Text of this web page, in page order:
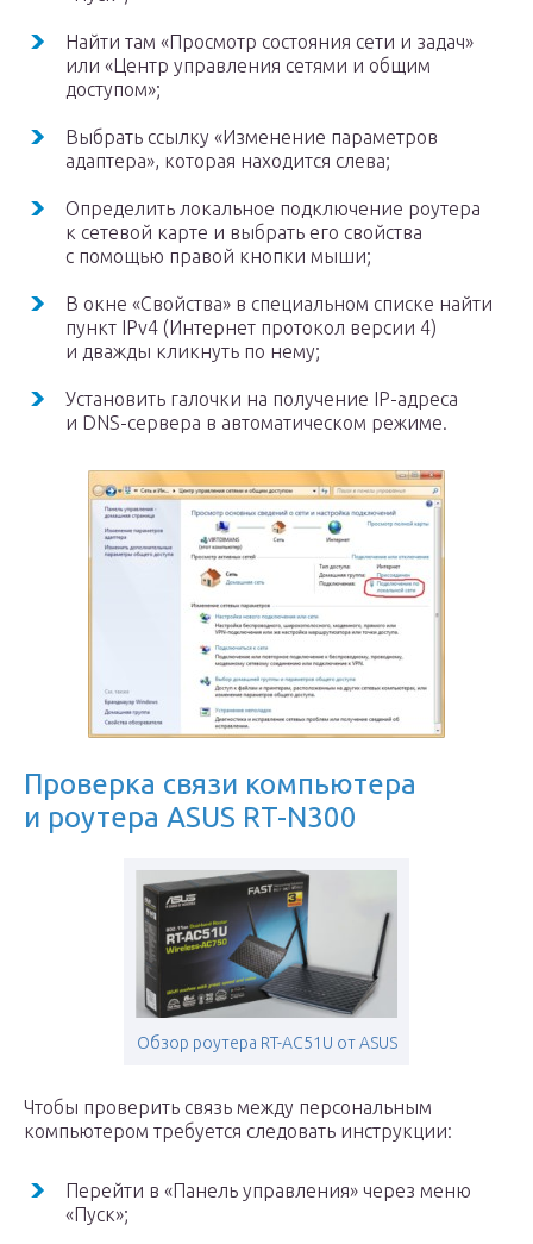
Найти там «Просмотр состояния сети и задач»
или «Центр управления сетями и общим
доступом»;
Выбрать ссылку «Изменение параметров
адаптера», которая находится слева;
Определить локальное подключение роутера
к сетевой карте и выбрать его свойства
с помощью правой кнопки мыши;
В окне «Свойства» в специальном списке найти
пункт IPv4 (Интернет протокол версии 4)
и дважды кликнуть по нему;
Установить галочки на получение IP-адреса
и DNS-сервера в автоматическом режиме.
Проверка связи компьютера
и роутера ASUS RT-N300
Обзор роутера RT-AC51U от ASUS
Чтобы проверить связь между персональным
компьютером требуется следовать инструкции:
Перейти в «Панель управления» через меню
«Пуск»;